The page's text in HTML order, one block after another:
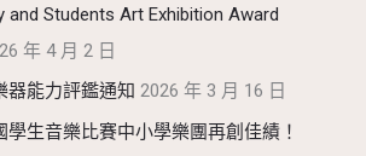
and Students Art Exhibition Award
年 4 月 2 日
器能力評鑑通知 2026 年 3 月 16 日
生音樂比賽中小學樂團再創佳績！